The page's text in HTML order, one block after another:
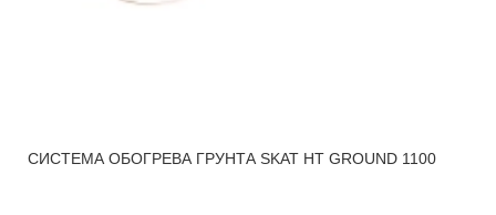
СИСТЕМА ОБОГРЕВА ГРУНТА SKAT HT GROUND 1100